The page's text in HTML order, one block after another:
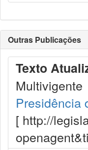
Outras Publicações
Texto
Multivigente
Presidência
[ http://